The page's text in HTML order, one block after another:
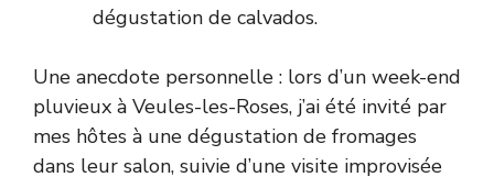
dégustation de calvados.
Une anecdote personnelle : lors d’un week-end
pluvieux à Veules-les-Roses, j’ai été invité par
mes hôtes à une dégustation de fromages
dans leur salon, suivie d’une visite improvisée